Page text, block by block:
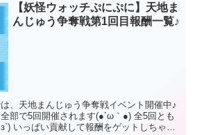
【妖怪ウォッチぷにぷに】天地ま
んじゅう争奪戦第1回目報酬一覧♪
、天地まんじゅう争奪戦イベント開催中♪
部で5回開催されます(●´ω｀●) 全5回とも
いっぱい貢献して報酬をゲットしちゃお